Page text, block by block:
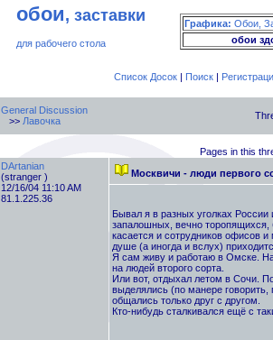
обои, заставки
для рабочего стола
Графика: Обои,
обои
Список Досок| Поиск|
General Discussion
>> Лавочка
Pages in this
DArtanian
(stranger )
12/16/04 11:10 AM
81.1.225.36
Москвичи - люди первого
Бывал я в разных уголках
запалошных, вечно торопящихся,
касается и сотрудников офисов
душе (а иногда и вслух)
Я сам живу и работаю в Омске.
на людей второго сорта.
Или вот, отдыхал летом в Сочи.
выделялись (по манере
общались только друг с другом.
Кто-нибудь сталкивался ещё с